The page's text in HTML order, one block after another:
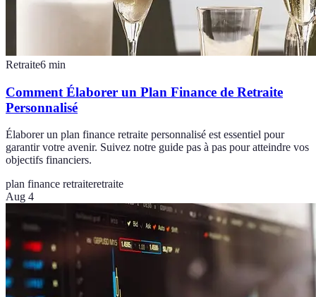
Retraite6 min
Comment Élaborer un Plan Finance de Retraite
Personnalisé
Élaborer un plan finance retraite personnalisé est essentiel pour
garantir votre avenir. Suivez notre guide pas à pas pour atteindre vos
objectifs financiers.
plan finance retraiteretraite
Aug 4